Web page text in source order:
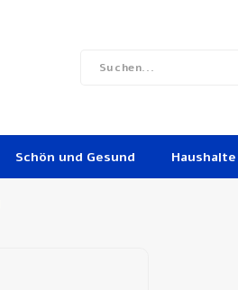
Schön und Gesund Haushalte